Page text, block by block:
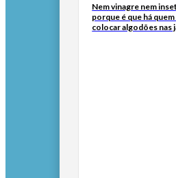
Nem vinagre nem
porque é que há
colocar algodões nas